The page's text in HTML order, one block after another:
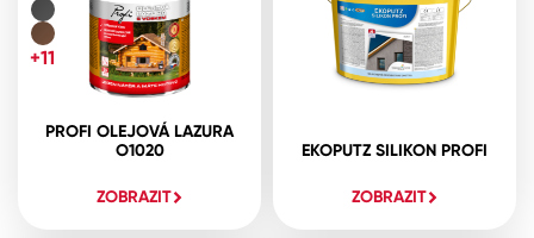
PROFI OLEJOVÁ LAZURA
O1020
ZOBRAZIT
+11
EKOPUTZ SILIKON PROFI
ZOBRAZIT